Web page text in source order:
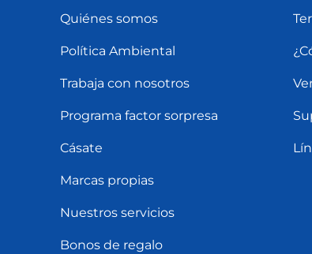
Quiénes somos
Política Ambiental
Trabaja con nosotros
Programa factor sorpresa
Cásate
Marcas propias
Nuestros servicios
Bonos de regalo